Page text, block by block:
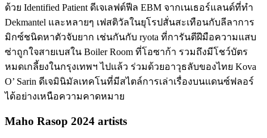
ด้วย Identified Patient ดีเจเลฟต์ฟีล EBM จากเนเธอร์แลนด์ที่ทำ
Dekmantel และหลายๆ เฟสติวัลในยุโรปสั่นสะเทือนกับลีลาการ
มิกซ์ชนิดหาตัวจับยาก เช่นกันกับ ryota ที่การันตีฝีมือความแสบ
ซ่าถูกใจสายเบสใน Boiler Room ที่โอซาก้า รวมถึงมีโชว์บัตร
หมดเกลี้ยงในกรุงเทพฯ ไปแล้ว ร่วมด้วยอาวุธลับของไทย Kova
O’ Sarin ดีเจมินิมัลเทคโนที่มีสไตล์การเล่าเรื่องบนแดนซ์ฟลอร์
ได้อย่างเหนือความคาดหมาย
Maho Rasop 2024 artists